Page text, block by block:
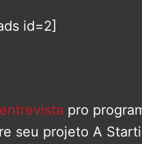
id=2]
entrevista pro
seu projeto A